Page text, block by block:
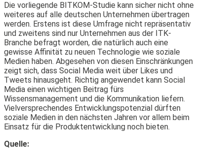
Die vorliegende BITKOM-Studie kann sicher nicht ohne
weiteres auf alle deutschen Unternehmen übertragen
werden. Erstens ist diese Umfrage nicht repräsentativ
und zweitens sind nur Unternehmen aus der ITK-
Branche befragt worden, die natürlich auch eine
gewisse Affinität zu neuen Technologie wie soziale
Medien haben. Abgesehen von diesen Einschränkungen
zeigt sich, dass Social Media weit über Likes und
Tweets hinausgeht. Richtig angewendet kann Social
Media einen wichtigen Beitrag fürs
Wissensmanagement und die Kommunikation liefern.
Vielversprechendes Entwicklungspotenzial dürften
soziale Medien in den nächsten Jahren vor allem beim
Einsatz für die Produktentwicklung noch bieten.
Quelle: